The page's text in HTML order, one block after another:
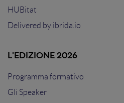
HUBitat
Delivered by ibrida.io
L'EDIZIONE 2026
Programma formativo
Gli Speaker